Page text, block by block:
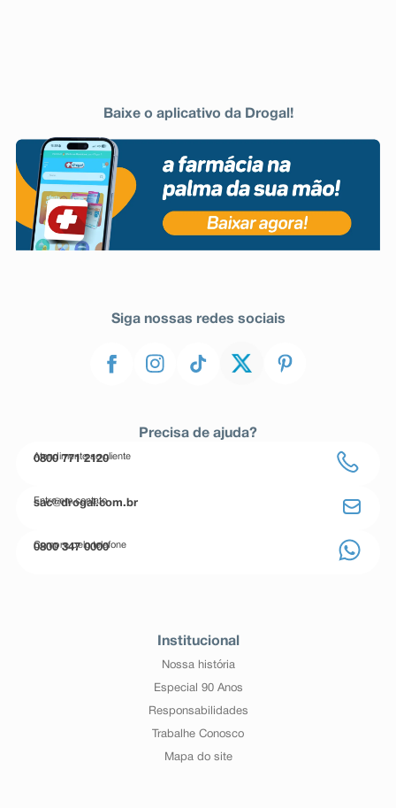
Baixe o aplicativo da Drogal!
Siga nossas redes sociais
Precisa de ajuda?
Atendimento ao cliente
0800 771 2120
Entre em contato
sac@drogal.com.br
Compre pelo telefone
0800 347 0000
Institucional
Nossa história
Especial 90 Anos
Responsabilidades
Trabalhe Conosco
Mapa do site